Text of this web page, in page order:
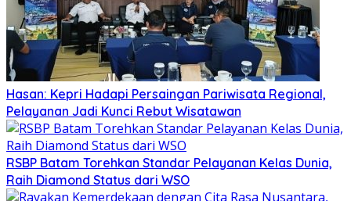
Hasan: Kepri Hadapi Persaingan Pariwisata Regional,
Pelayanan Jadi Kunci Rebut Wisatawan
RSBP Batam Torehkan Standar Pelayanan Kelas Dunia,
Raih Diamond Status dari WSO